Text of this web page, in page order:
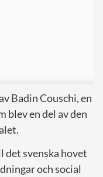
Badin Couschi, en
blev en del av den
det svenska hovet
och social